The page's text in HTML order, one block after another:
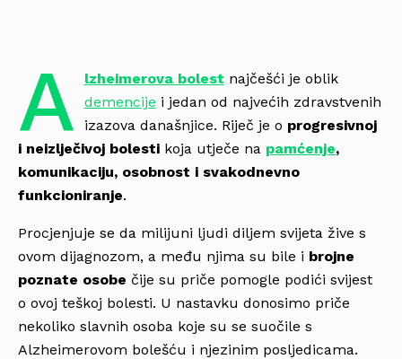
A lzheimerova bolest najčešći je oblik
demencije i jedan od najvećih zdravstvenih
izazova današnjice. Riječ je o progresivnoj
i neizlječivoj bolesti koja utječe na pamćenje,
komunikaciju, osobnost i svakodnevno
funkcioniranje.
Procjenjuje se da milijuni ljudi diljem svijeta žive s
ovom dijagnozom, a među njima su bile i brojne
poznate osobe čije su priče pomogle podići svijest
o ovoj teškoj bolesti. U nastavku donosimo priče
nekoliko slavnih osoba koje su se suočile s
Alzheimerovom bolešću i njezinim posljedicama.